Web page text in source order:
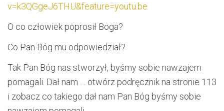
v=k3QGgeJ6THU&feature=youtu.be
O co człowiek poprosił Boga?
Co Pan Bóg mu odpowiedział?
Tak Pan Bóg nas stworzył, byśmy sobie nawzajem
pomagali. Dał nam … otwórz podręcznik na stronie 113
i zobacz co takiego dał nam Pan Bóg byśmy sobie